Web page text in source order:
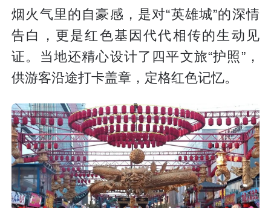
烟火气里的自豪感，是对“英雄城”的深情
告白，更是红色基因代代相传的生动见
证。当地还精心设计了四平文旅“护照”，
供游客沿途打卡盖章，定格红色记忆。